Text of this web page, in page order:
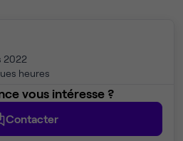
2022
heures
vous intéresse ?
Contacter